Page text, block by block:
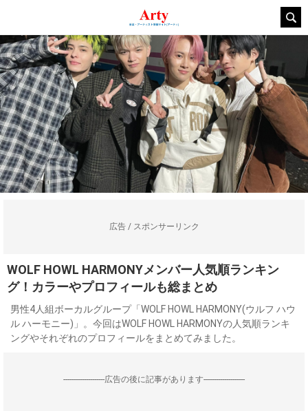
広告 / スポンサーリンク
WOLF HOWL HARMONYメンバー人気順ランキン
グ！カラーやプロフィールも総まとめ
男性4人組ボーカルグループ「WOLF HOWL HARMONY(ウルフ ハウ
ル ハーモニー)」。今回はWOLF HOWL HARMONYの人気順ランキ
ングやそれぞれのプロフィールをまとめてみました。
--------------------広告の後に記事があります--------------------